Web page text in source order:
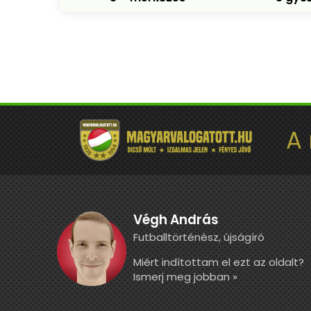
Végh András
Futballtörténész, újságíró
Miért indítottam el ezt az oldalt?
Ismerj meg jobban »